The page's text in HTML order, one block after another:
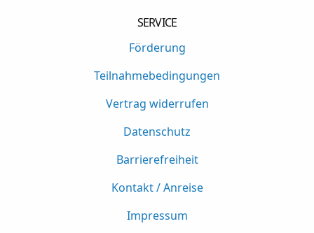
SERVICE
Förderung
Teilnahmebedingungen
Vertrag widerrufen
Datenschutz
Barrierefreiheit
Kontakt / Anreise
Impressum